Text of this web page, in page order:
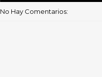
No Hay Comentarios: